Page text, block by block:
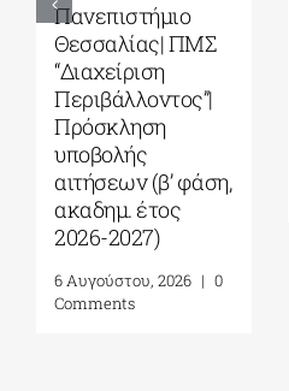
Πανεπιστήμιο
Θεσσαλίας| ΠΜΣ
“Διαχείριση
Περιβάλλοντος”|
Πρόσκληση
υποβολής
αιτήσεων (β’ φάση,
ακαδημ. έτος
2026-2027)
6 Αυγούστου, 2026 | 0
Comments